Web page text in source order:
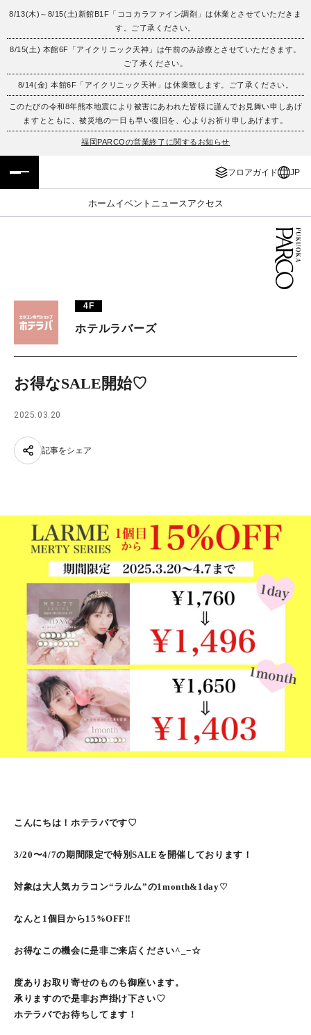
8/13(木)～8/15(土)新館B1F「ココカラファイン調剤」は休業とさせていただきま
す。ご了承ください。
8/15(土) 本館6F「アイクリニック天神」は午前のみ診療とさせていただきます。
ご了承ください。
8/14(金) 本館6F「アイクリニック天神」は休業致します。ご了承ください。
このたびの令和8年熊本地震により被害にあわれた皆様に謹んでお見舞い申しあげ
ますとともに、被災地の一日も早い復旧を、心よりお祈り申しあげます。
福岡PARCOの営業終了に関するお知らせ
フロアガイド JP
ホームイベント ニュース アクセス
フロアガイド
施設案内・アクセス
イベント・ポップアップ
レストラン・カフェ
ENGLISH
繁体字
簡体字
ภาษาไทย
4F
ホテルラバーズ
お得なSALE開始♡
2025.03.20
記事をシェア
こんにちは！ホテラバです♡
3/20〜4/7の期間限定で特別SALEを開催しております！
対象は大人気カラコン“ラルム”の1month&1day♡
なんと1個目から15%OFF‼︎
お得なこの機会に是非ご来店ください^_−☆
度ありお取り寄せのものも御座います。
承りますので是非お声掛け下さい♡
ホテラバでお待ちしてます！